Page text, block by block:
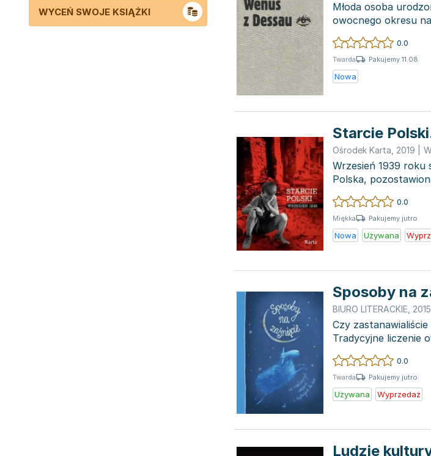
WYCEŃ SWOJE KSIĄŻKI
Młoda osoba
owocnego okresu
Choć wśród stud...
0.0
Twarda Pakujemy 11.08
Nowa
Starcie
Ośrodek Karta 2019
Wrzesień 1939 roku
Polska,
stanie staw...
0.0
Miękka Pakujemy jutro
Nowa Używana
Sposoby na
BIURO LITERACKIE 2015
Czy
Tradycyjne liczenie
książeczce dla d...
0.0
Twarda Pakujemy jutro
Używana Wyprzedaż
Ludzie